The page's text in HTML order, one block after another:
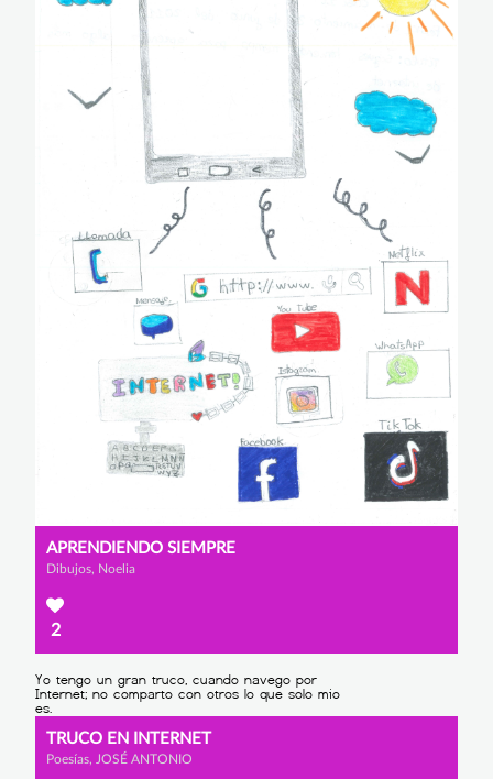
APRENDIENDO SIEMPRE
Dibujos, Noelia
2
TRUCO EN INTERNET
Poesías, JOSÉ ANTONIO